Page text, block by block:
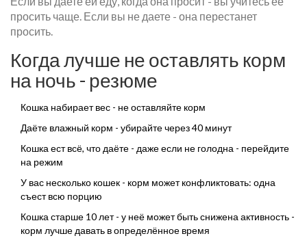
просить чаще. Если вы не даете - она перестанет
просить.
Когда лучше не оставлять корм
на ночь - резюме
Кошка набирает вес - не оставляйте корм
Даёте влажный корм - убирайте через 40 минут
Кошка ест всё, что даёте - даже если не голодна - перейдите
на режим
У вас несколько кошек - корм может конфликтовать: одна
съест всю порцию
Кошка старше 10 лет - у неё может быть снижена активность -
корм лучше давать в определённое время